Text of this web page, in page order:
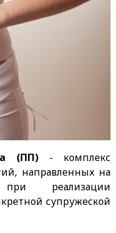
(ПП) - комплекс
направленных на
реализации
супружеской